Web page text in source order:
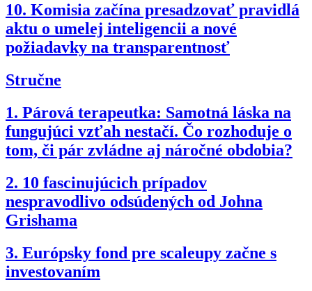
10. Komisia začína presadzovať pravidlá
aktu o umelej inteligencii a nové
požiadavky na transparentnosť
Stručne
1. Párová terapeutka: Samotná láska na
fungujúci vzťah nestačí. Čo rozhoduje o
tom, či pár zvládne aj náročné obdobia?
2. 10 fascinujúcich prípadov
nespravodlivo odsúdených od Johna
Grishama
3. Európsky fond pre scaleupy začne s
investovaním